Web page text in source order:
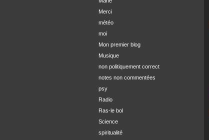
Merci
météo
moi
Mon premier blog
Musique
non politiquement correct
notes non commentées
psy
Radio
Ras-le bol
Science
spiritualité